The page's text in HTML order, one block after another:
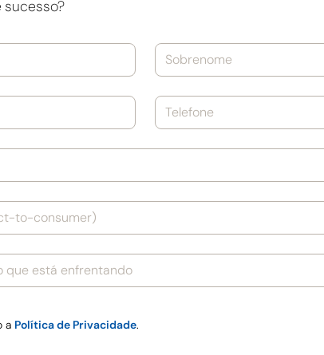
sucesso?
a Política de Privacidade.